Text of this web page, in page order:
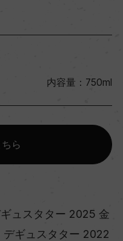
内容量：750ml
ら
ュスタター 2025 金
ギュスタター 2022